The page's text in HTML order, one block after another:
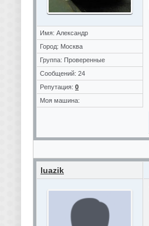
Имя: Александр
Город: Москва
Группа: Проверенные
Сообщений: 24
Репутация: 0
Моя машина:
luazik